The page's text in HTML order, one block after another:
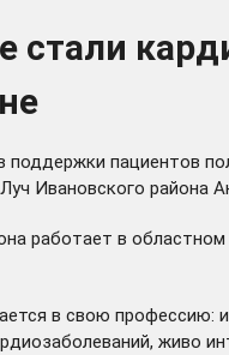
пациентов
Ивановского района
работает в
в свою профессию:
живо